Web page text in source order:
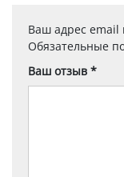
Ваш адрес email
Обязательные
Ваш отзыв *